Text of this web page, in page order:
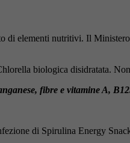
di elementi nutritivi. Il
biologica disidratata.
fibre e vitamine A,
di Spirulina Energy